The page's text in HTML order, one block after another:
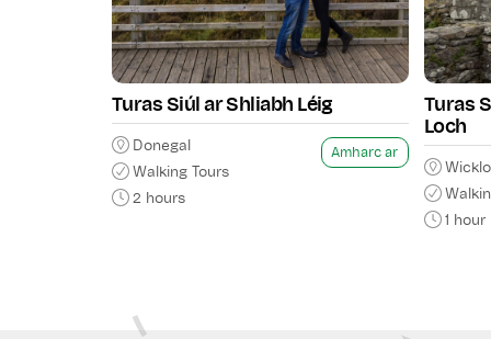
Cibé an bhfuil turas
fiú turas taibhseach trí na
chun do luas a chur in
isteach i gcroílár na
Turas Siúl ar Shliabh Léig
Donegal
Walking Tours
2 hours
Amharc ar
Turas
Loch
1 hour